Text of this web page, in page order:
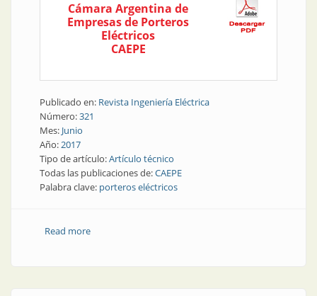
Cámara Argentina de
Empresas de Porteros
Eléctricos
CAEPE
Publicado en: Revista Ingeniería Eléctrica
Número:321
Mes: Junio
Año:2017
Tipo de artículo:Artículo técnico
Todas las publicaciones de:CAEPE
Palabra clave: porteros eléctricos
Read moreabout ¿Por qué ser técnico matriculado en porteros